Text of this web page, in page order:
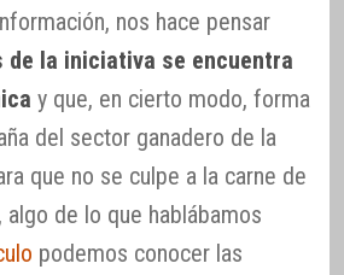
nos hace pensar
de la iniciativa se encuentra
y que, en cierto modo, forma
del sector ganadero de la
que no se culpe a la carne de
de lo que hablábamos
podemos conocer las